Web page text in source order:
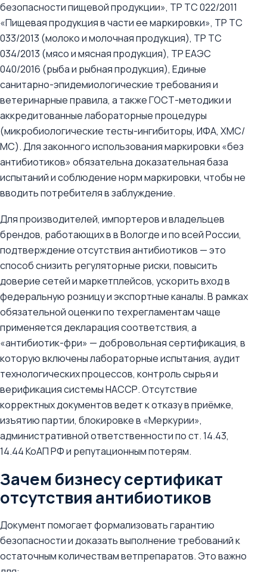
безопасности пищевой продукции», ТР ТС 022/2011
«Пищевая продукция в части ее маркировки», ТР ТС
033/2013 (молоко и молочная продукция), ТР ТС
034/2013 (мясо и мясная продукция), ТР ЕАЭС
040/2016 (рыба и рыбная продукция), Единые
санитарно-эпидемиологические требования и
ветеринарные правила, а также ГОСТ-методики и
аккредитованные лабораторные процедуры
(микробиологические тесты-ингибиторы, ИФА, ХМС/
МС). Для законного использования маркировки «без
антибиотиков» обязательна доказательная база
испытаний и соблюдение норм маркировки, чтобы не
вводить потребителя в заблуждение.
Для производителей, импортеров и владельцев
брендов, работающих в в Вологде и по всей России,
подтверждение отсутствия антибиотиков — это
способ снизить регуляторные риски, повысить
доверие сетей и маркетплейсов, ускорить вход в
федеральную розницу и экспортные каналы. В рамках
обязательной оценки по техрегламентам чаще
применяется декларация соответствия, а
«антибиотик-фри» — добровольная сертификация, в
которую включены лабораторные испытания, аудит
технологических процессов, контроль сырья и
верификация системы НАССР. Отсутствие
корректных документов ведет к отказу в приёмке,
изъятию партии, блокировке в «Меркурии»,
административной ответственности по ст. 14.43,
14.44 КоАП РФ и репутационным потерям.
Зачем бизнесу сертификат
отсутствия антибиотиков
Документ помогает формализовать гарантию
безопасности и доказать выполнение требований к
остаточным количествам ветпрепаратов. Это важно